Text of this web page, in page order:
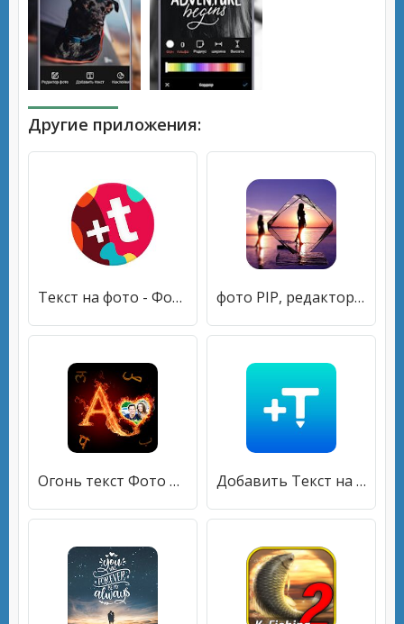
Другие приложения:
Текст на фото - Фонтмания фото PIP, редактор фотографий
Огонь текст Фото Рамка редактор Добавить Текст на фото